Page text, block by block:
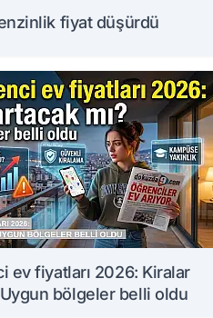
fiyat düşürdü
ev fiyatları 2026: Kiralar
Uygun bölgeler belli oldu